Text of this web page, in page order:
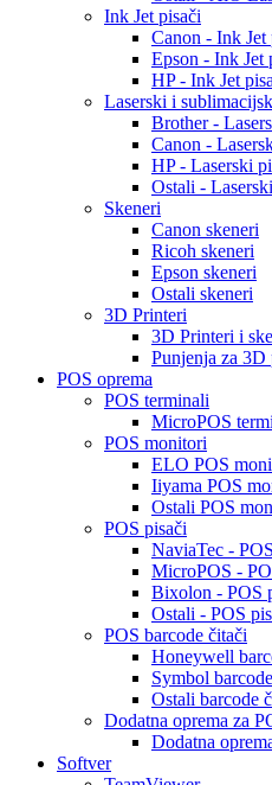
Ink Jet pisači
Canon - Ink Jet
Epson - Ink Jet
HP - Ink Jet
Laserski i
Brother -
Canon -
HP - Laserski
Ostali -
Skeneri
Canon skeneri
Ricoh skeneri
Epson skeneri
Ostali skeneri
3D Printeri
3D Printeri i
Punjenja za
POS oprema
POS terminali
MicroPOS
POS monitori
ELO POS
Iiyama POS
Ostali POS
POS pisači
NaviaTec -
MicroPOS -
Bixolon - POS
Ostali - POS
POS barcode čitači
Honeywell
Symbol
Ostali barcode
Dodatna oprema za
Dodatna
Softver